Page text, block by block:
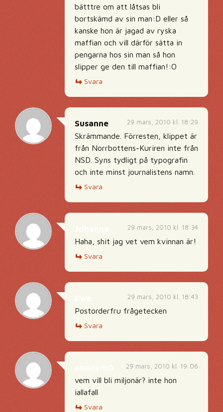
bätttre om att låtsas bli
bortskämd av sin man:D eller så
kanske hon är jagad av ryska
maffian och vill därför sätta in
pengarna hos sin man så hon
slipper ge den till maffian!:O
Svara
29 mars, 2010 kl. 18:29
Susanne
Skrämmande. Förresten, klippet är
från Norrbottens-Kuriren inte från
NSD. Syns tydligt på typografin
och inte minst journalistens namn.
Svara
29 mars, 2010 kl. 18:34
Haha, shit jag vet vem kvinnan är!
Svara
29 mars, 2010 kl. 18:43
Postorderfru frågetecken
Svara
29 mars, 2010 kl. 19:06
vem vill bli miljonär? inte hon
iallafall
Svara